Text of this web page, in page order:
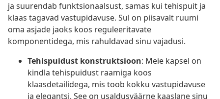
ja suurendab funktsionaalsust, samas kui tehispuit ja
klaas tagavad vastupidavuse. Sul on piisavalt ruumi
oma asjade jaoks koos reguleeritavate
komponentidega, mis rahuldavad sinu vajadusi.
Tehispuidust konstruktsioon: Meie kapsel on
kindla tehispuidust raamiga koos
klaasdetailidega, mis toob kokku vastupidavuse
ja elegantsi. See on usaldusväärne kaaslane sinu